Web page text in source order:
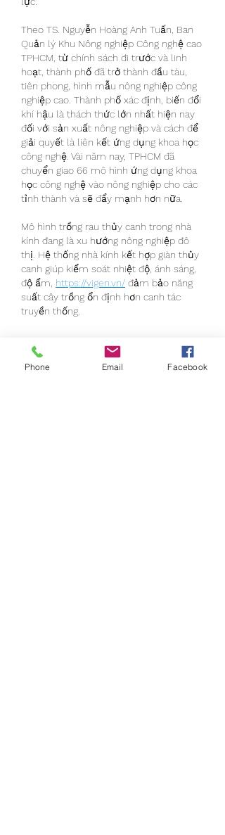
Theo TS. Nguyễn Hoàng Anh Tuấn, Ban
Quản lý Khu Nông nghiệp Công nghệ cao
TPHCM, từ chính sách đi trước và linh
hoạt, thành phố đã trở thành đầu tàu,
tiên phong, hình mẫu nông nghiệp công
nghiệp cao. Thành phố xác định, biến đổi
khí hậu là thách thức lớn nhất hiện nay
đối với sản xuất nông nghiệp và cách để
giải quyết là liên kết ứng dụng khoa học
công nghệ. Vài năm nay, TPHCM đã
chuyển giao 66 mô hình ứng dụng khoa
học công nghệ vào nông nghiệp cho các
tỉnh thành và sẽ đẩy mạnh hơn nữa.
Mô hình trồng rau thủy canh trong nhà
kính đang là xu hướng nông nghiệp đô
thị. Hệ thống nhà kính kết hợp giàn thủy
canh giúp kiểm soát nhiệt độ, ánh sáng,
độ ẩm, https://vigen.vn/ đảm bảo năng
suất cây trồng ổn định hơn canh tác
truyền thống.
Antworten
Phone Email Facebook